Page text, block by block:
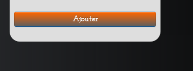
Ajouter